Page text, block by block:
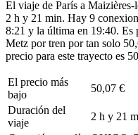
El viaje de París a
2 h y 21 min. Hay 9
8:21 y la última en 19:40. Es
Metz por tren por tan solo
precio para este trayecto es
El precio más
bajo
50,07 €
Duración del
viaje
2 h y 21